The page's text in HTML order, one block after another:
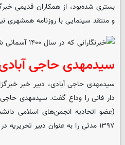
بستری شده‌بود، از همکاران قدیمی
و منتقد سینمایی با روزنامه همشهری
سیدمهدی حاجی
سیدمهدی حاجی آبادی، دبیر خبر
دار فانی را وداع گفت. سیدمهدی
(عضو اتحادیه انجمن‌های اسلامی
۱۳۹۷ مدتی را به عنوان دبیر تحریریه در خبرگزاری آنا فعالیت کرد.